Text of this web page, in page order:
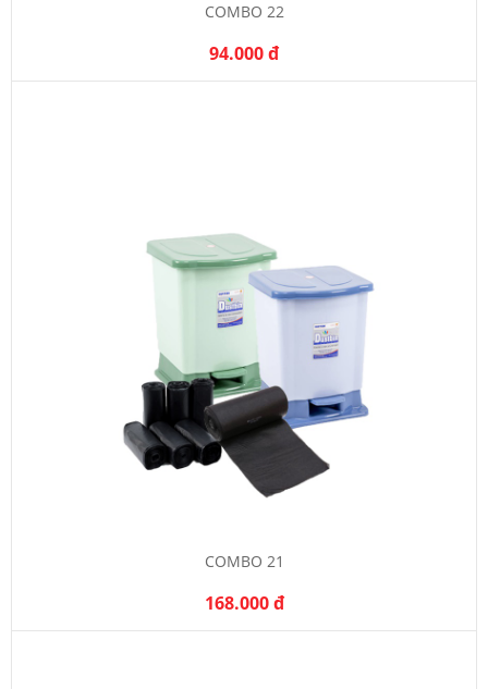
COMBO 22
94.000 đ
COMBO 21
168.000 đ